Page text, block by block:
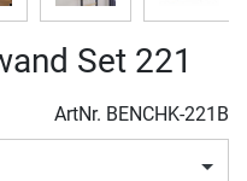
Set 221
ArtNr. BENCHK-221B